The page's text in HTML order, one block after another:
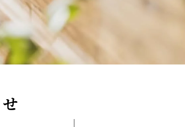
せ